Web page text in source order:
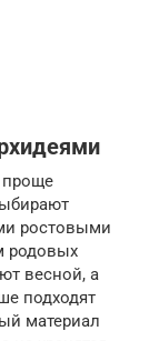
проще
ростовыми
родовых
весной, а
подходят
материал